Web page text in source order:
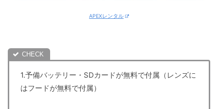
APEXレンタル
1.予備バッテリー・SDカードが無料で付属（レンズに
はフードが無料で付属）